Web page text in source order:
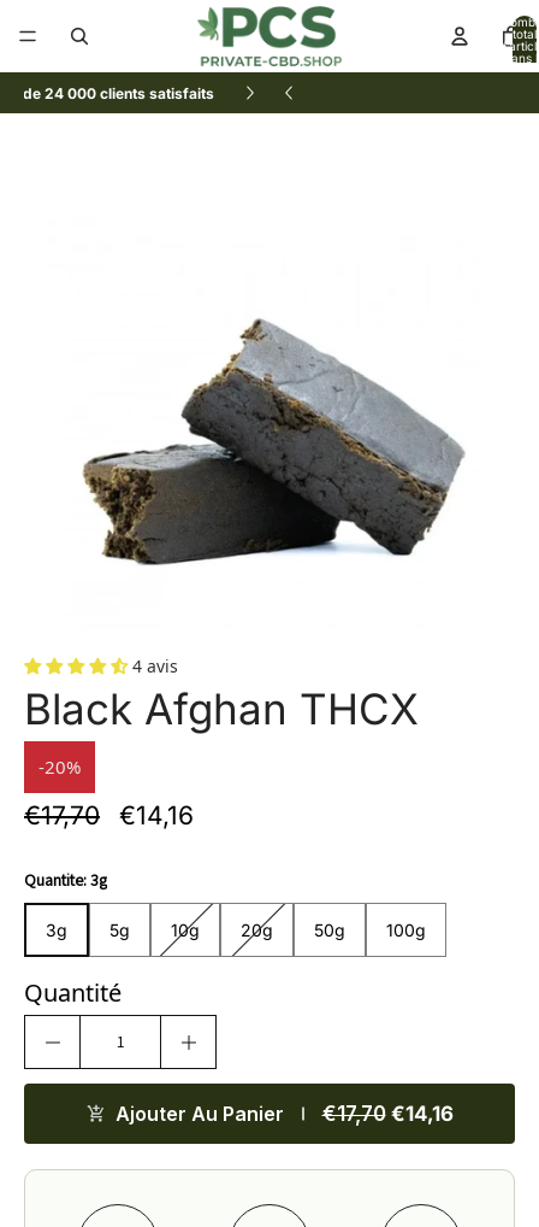
total
dans
Plus de 24 000 clients satisfaits
4 avis
Black Afghan THCX
-20%
€17,70 €14,16
Quantite:3g
3g 5g 10g 20g 50g 100g
Quantité
Ajouter Au Panier €17,70 €14,16